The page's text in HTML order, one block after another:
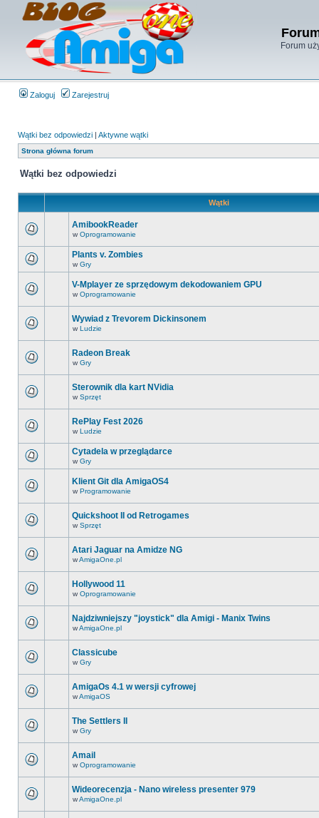
Forum
Zaloguj Zarejestruj
Wątki bez odpowiedzi | Aktywne wątki
Strona główna forum
Wątki bez odpowiedzi
Wątki
AmibookReader
w Oprogramowanie
Plants v. Zombies
w Gry
V-Mplayer ze sprzędowym dekodowaniem GPU
w Oprogramowanie
Wywiad z Trevorem Dickinsonem
w Ludzie
Radeon Break
w Gry
Sterownik dla kart NVidia
w Sprzęt
RePlay Fest 2026
w Ludzie
Cytadela w przeglądarce
w Gry
Klient Git dla AmigaOS4
w Programowanie
Quickshoot II od Retrogames
w Sprzęt
Atari Jaguar na Amidze NG
wAmigaOne.pl
Hollywood 11
w Oprogramowanie
Najdziwniejszy "joystick" dla Amigi - Manix Twins
wAmigaOne.pl
Classicube
w Gry
AmigaOs 4.1 w wersji cyfrowej
wAmigaOS
The Settlers II
w Gry
Amail
w Oprogramowanie
Wideorecenzja - Nano wireless presenter 979
wAmigaOne.pl